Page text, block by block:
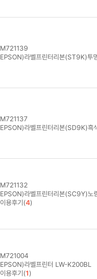
M721139
EPSON)라벨프린터리본(ST9K)투
M721137
EPSON)라벨프린터리본(SD9K)흑
M721132
EPSON)라벨프린터리본(SC9Y)노
이용후기(4)
M721004
EPSON)라벨프린터 LW-K200BL
이용후기(1)